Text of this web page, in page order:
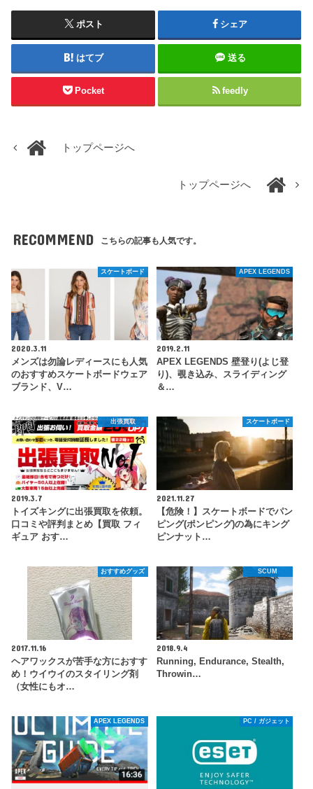
ポスト シェア
はてブ 送る
Pocket feedly
トップページへ
トップページへ
RECOMMEND こちらの記事も人気です。
スケートボード
2020.3.11
メンズは勿論レディースにも人気
のおすすめスケートボードウェア
ブランド、V…
APEX LEGENDS
2019.2.11
APEX LEGENDS 壁登り(よじ登
り)、覗き込み、スライディング
＆…
出張買取
2019.3.7
トイズキングに出張買取を依頼。
口コミや評判まとめ【買取 フィ
ギュア おす…
スケートボード
2021.11.27
【危険！】スケートボードでパン
ピング(ポンピング)の為にキング
ピンナット…
おすすめグッズ
2017.11.16
ヘアワックスが苦手な方におすす
め！ウイウイのスタイリング剤
（女性にもオ…
SCUM
2018.9.4
Running, Endurance, Stealth,
Throwin…
APEX LEGENDS PC / ガジェット